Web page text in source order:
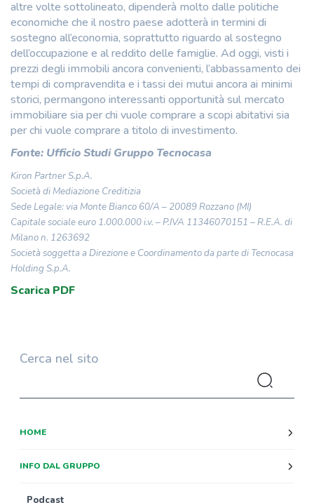
altre volte sottolineato, dipenderà molto dalle politiche
economiche che il nostro paese adotterà in termini di
sostegno all’economia, soprattutto riguardo al sostegno
dell’occupazione e al reddito delle famiglie. Ad oggi, visti i
prezzi degli immobili ancora convenienti, l’abbassamento dei
tempi di compravendita e i tassi dei mutui ancora ai minimi
storici, permangono interessanti opportunità sul mercato
immobiliare sia per chi vuole comprare a scopi abitativi sia
per chi vuole comprare a titolo di investimento.
Fonte: Ufficio Studi Gruppo Tecnocasa
Kiron Partner S.p.A.
Società di Mediazione Creditizia
Sede Legale: via Monte Bianco 60/A – 20089 Rozzano (MI)
Capitale sociale euro 1.000.000 i.v. – P.IVA 11346070151 – R.E.A. di
Milano n. 1263692
Società soggetta a Direzione e Coordinamento da parte di Tecnocasa
Holding S.p.A.
Scarica PDF
Cerca nel sito
HOME
INFO DAL GRUPPO
Podcast